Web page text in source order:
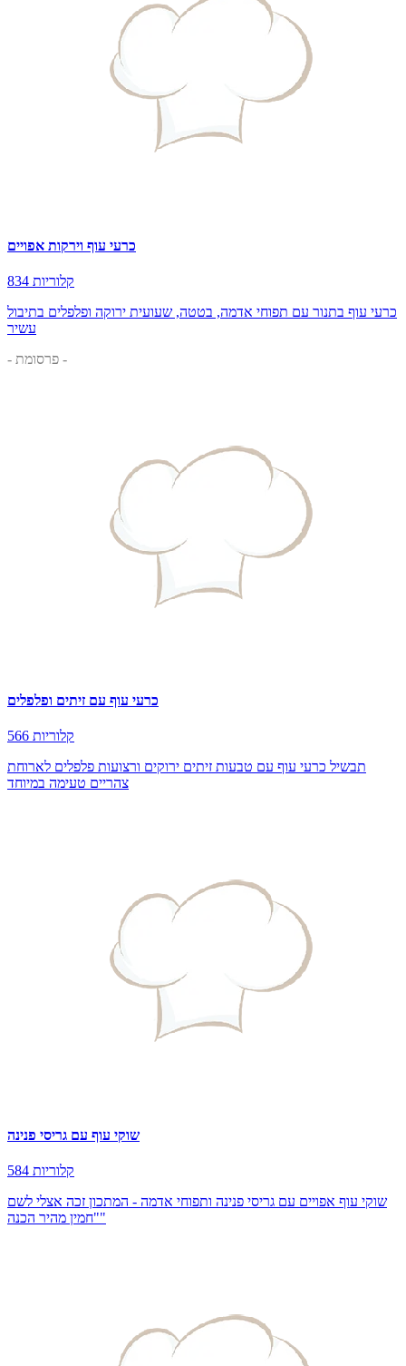
כרעי עוף וירקות אפויים
834 קלוריות
כרעי עוף בתנור עם תפוחי אדמה, בטטה, שעועית ירוקה ופלפלים בתיבול
עשיר
- פרסומת -
כרעי עוף עם זיתים ופלפלים
566 קלוריות
תבשיל כרעי עוף עם טבעות זיתים ירוקים ורצועות פלפלים לארוחת
צהריים טעימה במיוחד
שוקי עוף עם גריסי פנינה
584 קלוריות
שוקי עוף אפויים עם גריסי פנינה ותפוחי אדמה - המתכון זכה אצלי לשם
"חמין מהיר הכנה"